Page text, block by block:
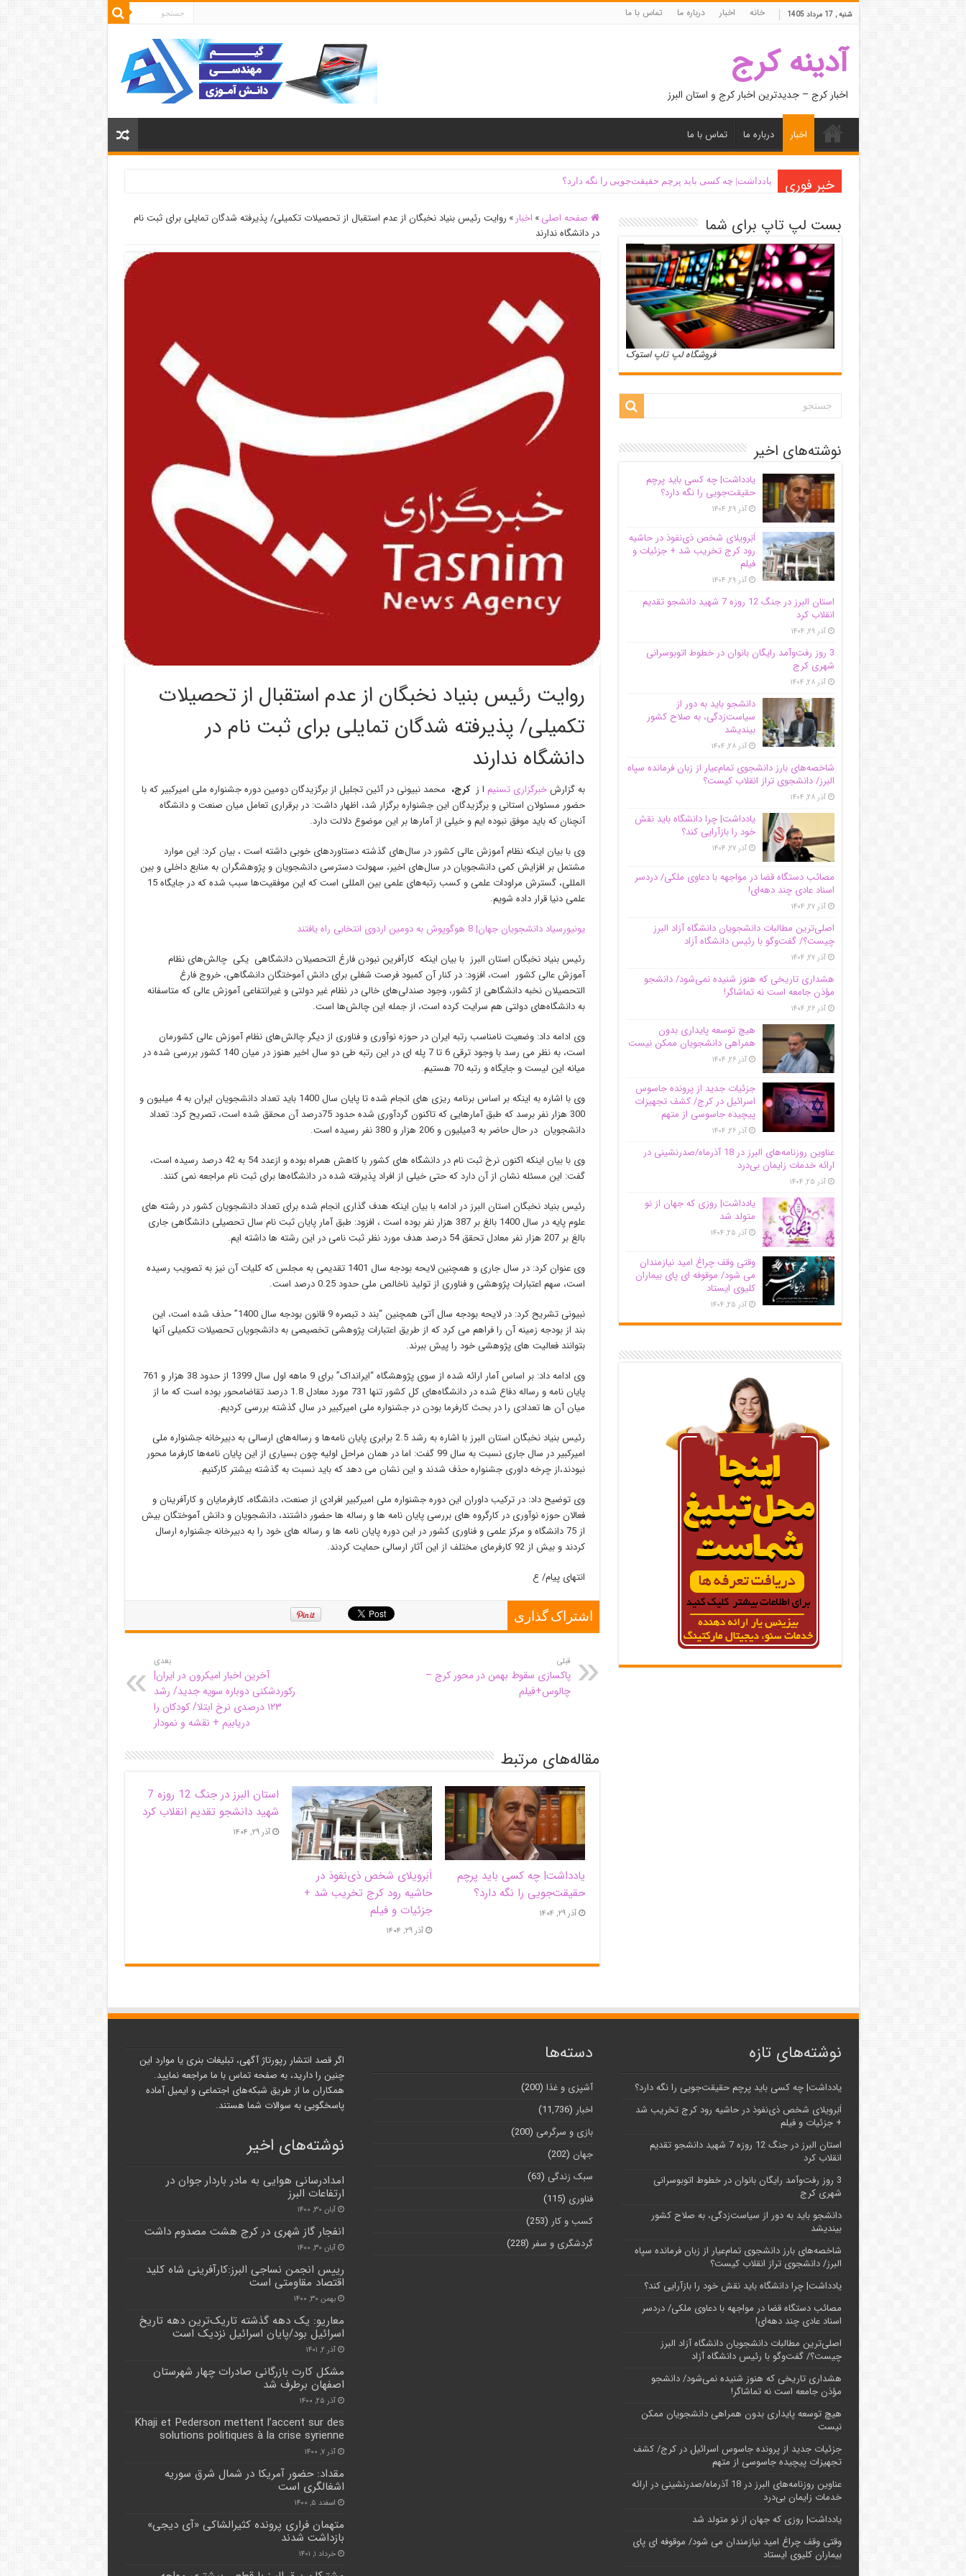
شنبه , 17 مرداد 1405 خانه اخبار درباره ما تماس با ما
آدینه کرج
اخبار کرج – جدیدترین اخبار کرج و استان البرز
اخبار درباره ما تماس با ما
خبر فوری یادداشت| ‌چه کسی باید پرچم حقیقت‌جویی را نگه دارد؟
صفحه اصلی » اخبار » روایت رئیس بنیاد نخبگان از عدم استقبال از تحصیلات تکمیلی/ پذیرفته شدگان تمایلی برای ثبت نام
در دانشگاه ندارند
روایت رئیس بنیاد نخبگان از عدم استقبال از تحصیلات
تکمیلی/ پذیرفته شدگان تمایلی برای ثبت نام در
دانشگاه ندارند
به گزارشخبرگزاری تسنیم ا زکرج، محمد نبیونی در آئین تجلیل از برگزیدگان دومین دوره جشنواره ملی امیرکبیر که با
حضور مسئولان استانی و برگزیدگان این جشنواره برگزار شد، اظهار داشت: در برقراری تعامل میان صنعت و دانشگاه
آنچنان که باید موفق نبوده ایم و خیلی از آمارها بر این موضوع دلالت دارد.
وی با بیان اینکه نظام آموزش عالی کشور در سال‌های گذشته دستاوردهای خوبی داشته است ، بیان کرد: این موارد
مشتمل بر افزایش کمی دانشجویان در سال‌های اخیر، سهولت دسترسی دانشجویان و پژوهشگران به منابع داخلی و بین
المللی، گسترش مراودات علمی و کسب رتبه‌های علمی بین المللی است که این موفقیت‌ها سبب شده که در جایگاه 15
علمی دنیا قرار داده شویم.
یونیورسیاد دانشجویان جهان| 8 هوگوپوش به دومین اردوی انتخابی راه یافتند
رئیس بنیاد نخبگان استان البرز با بیان اینکه کارآفرین نبودن فارغ التحصیلان دانشگاهی یکی چالش‌های نظام
آموزش عالی کشور است، افزود: در کنار آن کمبود فرصت شغلی برای دانش آموختگان دانشگاهی، خروج فارغ
التحصیلان نخبه دانشگاهی از کشور، وجود صندلی‌های خالی در نظام غیر دولتی و غیرانتفاعی آموزش عالی که متاسفانه
به دانشگاه‌های دولتی هم سرایت کرده است، از جمله این چالش‌ها است.
وی ادامه داد: وضعیت نامناسب رتبه ایران در حوزه نوآوری و فناوری از دیگر چالش‌های نظام آموزش عالی کشورمان
است، به نظر می رسد با وجود ترقی 6 تا 7 پله ای در این رتبه طی دو سال اخیر هنوز در میان 140 کشور بررسی شده در
میانه این لیست و جایگاه و رتبه 70 هستیم.
وی با اشاره به اینکه بر اساس برنامه ریزی های انجام شده تا پایان سال 1400 باید تعداد دانشجویان ایران به 4 میلیون و
300 هزار نفر برسد که طبق آمارهایی که تاکنون گردآوری شده حدود 75درصد آن محقق شده است، تصریح کرد: تعداد
دانشجویان در حال حاضر به 3میلیون و 206 هزار و 380 نفر رسیده است.
وی با بیان اینکه اکنون نرخ ثبت نام در دانشگاه های کشور با کاهش همراه بوده و ازعدد 54 به 42 درصد رسیده است،
گفت: این مسئله نشان از آن دارد که حتی خیلی از افراد پذیرفته شده در دانشگاه‌ها برای ثبت نام مراجعه نمی کنند.
رئیس بنیاد نخبگان استان البرز در ادامه با بیان اینکه هدف گذاری انجام شده برای تعداد دانشجویان کشور در رشته های
علوم پایه در سال 1400 بالغ بر 387 هزار نفر بوده است ، افزود: طبق آمار پایان ثبت نام سال تحصیلی دانشگاهی جاری
بالغ بر 207 هزار نفر معادل تحقق 54 درصد هدف مورد نظر ثبت نامی در این رشته ها داشته ایم.
وی عنوان کرد: در سال جاری و همچنین لایحه بودجه سال 1401 تقدیمی به مجلس که کلیات آن نیز به تصویب رسیده
است، سهم اعتبارات پژوهشی و فناوری از تولید ناخالص ملی حدود 0.25 درصد است.
نبیونی تشریح کرد: در لایحه بودجه سال آتی همچنین “بند د تبصره 9 قانون بودجه سال 1400” حذف شده است، این
بند از بودجه زمینه آن را فراهم می کرد که از طریق اعتبارات پژوهشی تخصیصی به دانشجویان تحصیلات تکمیلی آنها
بتوانند فعالیت های پژوهشی خود را پیش ببرند.
وی ادامه داد: بر اساس آمار ارائه شده از سوی پژوهشگاه “ایرانداک” برای 9 ماهه اول سال 1399 از حدود 38 هزار و 761
پایان نامه و رساله دفاع شده در دانشگاه‌های کل کشور تنها 731 مورد معادل 1.8 درصد تقاضامحور بوده است که ما از
میان آن ها تعدادی را در بحث کارفرما بودن در جشنواره ملی امیرکبیر در سال گذشته بررسی کردیم.
رئیس بنیاد نخبگان استان البرز با اشاره به رشد 2.5 برابری پایان نامه‌ها و رساله‌های ارسالی به دبیرخانه جشنواره ملی
امیرکبیر در سال جاری نسبت به سال 99 گفت: اما در همان مراحل اولیه چون بسیاری از این پایان نامه‌ها کارفرما محور
نبودند،از چرخه داوری جشنواره حذف شدند و این نشان می دهد که باید نسبت به گذشته بیشتر کارکنیم.
وی توضیح داد: در ترکیب داوران این دوره جشنواره ملی امیرکبیر افرادی از صنعت، دانشگاه، کارفرمایان و کارآفرینان و
فعالان حوزه نوآوری در کارگروه های بررسی پایان نامه ها و رساله ها حضور داشتند، دانشجویان و دانش آموختگان بیش
از 75 دانشگاه و مرکز علمی و فناوری کشور در این دوره پایان نامه ها و رساله های خود را به دبیرخانه جشنواره ارسال
کردند و بیش از 92 کارفرمای مختلف از این آثار ارسالی حمایت کردند.
انتهای پیام/ ع
اشتراک گذاری
قبلی
پاکسازی سقوط بهمن در محور کرج –
چالوس+فیلم
بعدی
آخرین اخبار امیکرون در ایران|
رکوردشکنی دوباره سویه جدید/ رشد
۱۲۳ درصدی نرخ ابتلا/ کودکان را
دریابیم + نقشه و نمودار
مقاله‌های مرتبط
یادداشت| ‌چه کسی باید پرچم
حقیقت‌جویی را نگه دارد؟
آذر ۲۹, ۱۴۰۴
اَبَر‌ویلای شخص ذی‌نفوذ در
حاشیه‌ رود کرج تخریب شد +
جزئیات و فیلم
آذر ۲۹, ۱۴۰۴
استان البرز در جنگ 12 روزه 7
شهید دانشجو تقدیم انقلاب کرد
آذر ۲۹, ۱۴۰۴
بست لپ تاپ برای شما
فروشگاه لپ تاپ استوک
نوشته‌های اخیر
یادداشت| ‌چه کسی باید پرچم
حقیقت‌جویی را نگه دارد؟
آذر ۲۹, ۱۴۰۴
اَبَر‌ویلای شخص ذی‌نفوذ در حاشیه‌
رود کرج تخریب شد + جزئیات و
فیلم
آذر ۲۹, ۱۴۰۴
استان البرز در جنگ 12 روزه 7 شهید دانشجو تقدیم
انقلاب کرد
آذر ۲۹, ۱۴۰۴
3 روز رفت‌وآمد رایگان بانوان در خطوط اتوبوسرانی
شهری کرج
آذر ۲۸, ۱۴۰۴
دانشجو باید به دور از
سیاست‌زدگی، به صلاح کشور
بیندیشد
آذر ۲۸, ۱۴۰۴
شاخصه‌های بارز دانشجوی تمام‌عیار از زبان فرمانده سپاه
البرز/ دانشجوی تراز انقلاب کیست؟
آذر ۲۸, ۱۴۰۴
یادداشت| چرا دانشگاه باید نقش
خود را بازآرایی کند؟
آذر ۲۷, ۱۴۰۴
مصائب دستگاه قضا در مواجهه با دعاوی ملکی/ دردسر
اسناد عادی چند‌ دهه‌ای!
آذر ۲۷, ۱۴۰۴
اصلی‌ترین مطالبات دانشجویان دانشگاه آزاد البرز
چیست؟/ گفت‌وگو با رئیس دانشگاه آز‌اد
آذر ۲۷, ۱۴۰۴
هشداری تاریخی که هنوز شنیده نمی‌شود/ دانشجو
مؤذن جامعه است نه تماشاگر!
آذر ۲۶, ۱۴۰۴
هیچ توسعه پایداری بدون
همراهی دانشجویان ممکن نیست
آذر ۲۶, ۱۴۰۴
جزئیات جدید از پرونده جاسوس
اسرائیل در کرج/‌ کشف تجهیزات
پیچیده جاسوسی از متهم
آذر ۲۶, ۱۴۰۴
عناوین روزنامه‌های البرز در ‌18 آذرماه/صدرنشینی در
ارائه خدمات زایمان بی‌درد
آذر ۲۵, ۱۴۰۴
یادداشت| روزی که جهان از نو
متولد شد
آذر ۲۵, ۱۴۰۴
وقتی وقف چراغ امید نیازمندان
می شود/ موقوفه ای پای بیماران
کلیوی ایستاد
آذر ۲۵, ۱۴۰۴
نوشته‌های تازه
یادداشت| ‌چه کسی باید پرچم حقیقت‌جویی را نگه دارد؟
اَبَر‌ویلای شخص ذی‌نفوذ در حاشیه‌ رود کرج تخریب شد
+ جزئیات و فیلم
استان البرز در جنگ 12 روزه 7 شهید دانشجو تقدیم
انقلاب کرد
3 روز رفت‌وآمد رایگان بانوان در خطوط اتوبوسرانی
شهری کرج
دانشجو باید به دور از سیاست‌زدگی، به صلاح کشور
بیندیشد
شاخصه‌های بارز دانشجوی تمام‌عیار از زبان فرمانده سپاه
البرز/ دانشجوی تراز انقلاب کیست؟
یادداشت| چرا دانشگاه باید نقش خود را بازآرایی کند؟
مصائب دستگاه قضا در مواجهه با دعاوی ملکی/ دردسر
اسناد عادی چند‌ دهه‌ای!
اصلی‌ترین مطالبات دانشجویان دانشگاه آزاد البرز
چیست؟/ گفت‌وگو با رئیس دانشگاه آز‌اد
هشداری تاریخی که هنوز شنیده نمی‌شود/ دانشجو
مؤذن جامعه است نه تماشاگر!
هیچ توسعه پایداری بدون همراهی دانشجویان ممکن
نیست
جزئیات جدید از پرونده جاسوس اسرائیل در کرج/‌ کشف
تجهیزات پیچیده جاسوسی از متهم
عناوین روزنامه‌های البرز در ‌18 آذرماه/صدرنشینی در ارائه
خدمات زایمان بی‌درد
یادداشت| روزی که جهان از نو متولد شد
وقتی وقف چراغ امید نیازمندان می شود/ موقوفه ای پای
بیماران کلیوی ایستاد
دسته‌ها
آشپزی و غذا (200)
اخبار (11,736)
بازی و سرگرمی (200)
جهان (202)
سبک زندگی (63)
فناوری (115)
کسب و کار (253)
گردشگری و سفر (228)
اگر قصد انتشار رپورتاژ آگهی، تبلیغات بنری یا موارد این
چنین را دارید، به صفحه تماس با ما مراجعه نمایید.
همکاران ما از طریق شبکه‌های اجتماعی و ایمیل آماده
پاسخگویی به سوالات شما هستند.
نوشته‌های اخیر
امدادرسانی هوایی به مادر باردار جوان در
ارتفاعات البرز
آبان ۳۰, ۱۴۰۰
انفجار گاز شهری در کرج هشت مصدوم داشت
آبان ۳۰, ۱۴۰۰
رییس انجمن نساجی البرز:کارآفرینی شاه کلید
اقتصاد مقاومتی است
بهمن ۳۰, ۱۴۰۰
معاریو: یک دهه گذشته تاریک‌‌ترین دهه تاریخ
اسرائیل بود/پایان اسرائیل نزدیک است
آذر ۲, ۱۴۰۱
مشکل کارت بازرگانی صادرات چهار شهرستان
اصفهان برطرف شد
آذر ۲۵, ۱۴۰۰
Khaji et Pederson mettent l’accent sur des
solutions politiques à la crise syrienne
آذر ۷, ۱۴۰۰
مقداد: حضور آمریکا در شمال شرق سوریه
اشغالگری است
اسفند ۵, ۱۴۰۰
متهمان فراری پرونده کثیرالشاکی «آی دیجی»
بازداشت شدند
خرداد ۱, ۱۴۰۱